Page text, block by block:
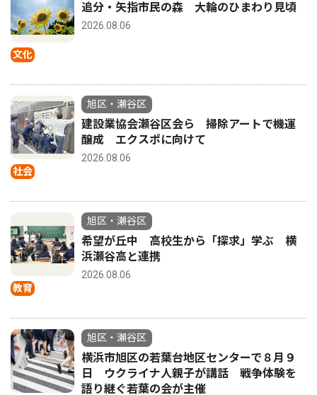
文化
追分・矢指市民の森 大輪のひまわり見頃
2026.08.06
社会
旭区・瀬谷区
建設業協会瀬谷区会ら 掃除アートで機運
醸成 エクスポに向けて
2026.08.06
教育
旭区・瀬谷区
希望が丘中 高校生から「探求」学ぶ 横
浜瀬谷高と連携
2026.08.06
旭区・瀬谷区
横浜市旭区の若葉台地区センターで８月９
日 ウクライナ人親子が講話 戦争体験を
語り継ぐ若葉の会が主催